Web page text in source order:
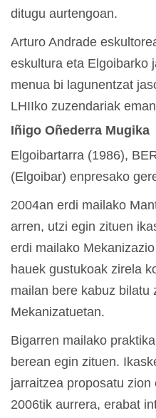
ditugu aurtengoan.
Arturo Andrade
eskultura eta Elgoibarko
menua bi lagunentzat
LHIIko zuzendariak
Iñigo Oñederra Mugika
Elgoibartarra (1986),
(Elgoibar) enpresako
2004an erdi mailako
arren, utzi egin zituen
erdi mailako
hauek gustukoak zirela
mailan bere kabuz bilatu
Mekanizatuetan.
Bigarren mailako
berean egin zituen.
jarraitzea proposatu
2006tik aurrera, erabat